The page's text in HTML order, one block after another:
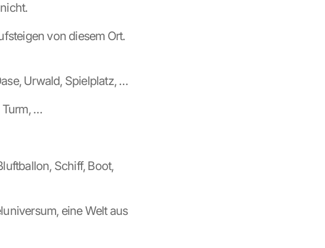
von diesem Ort.
Urwald, Spielplatz, …
Turm, …
Schiff, Boot,
eine Welt aus